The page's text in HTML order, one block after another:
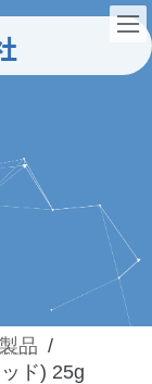
品
ド) 25g